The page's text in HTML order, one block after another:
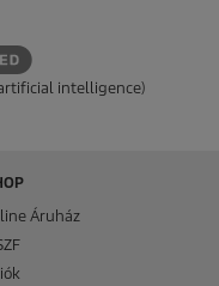
intelligence)
Áruház